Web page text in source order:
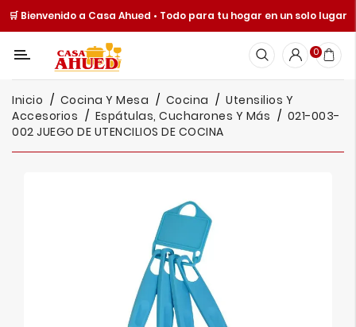
🛒 Bienvenido a Casa Ahued • Todo para tu hogar en un solo lugar
Categoría
Cocina
Y
Mesa
0
Inicio Cocina Y Mesa Cocina
Utensilios Y
Accesorios
Espátulas, Cucharones Y Más
021-003-
002 JUEGO DE UTENCILIOS DE COCINA